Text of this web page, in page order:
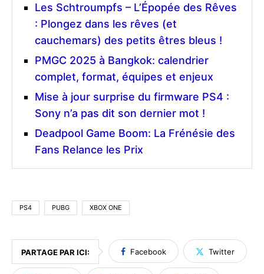
Les Schtroumpfs – L’Épopée des Rêves
: Plongez dans les rêves (et
cauchemars) des petits êtres bleus !
PMGC 2025 à Bangkok: calendrier
complet, format, équipes et enjeux
Mise à jour surprise du firmware PS4 :
Sony n’a pas dit son dernier mot !
Deadpool Game Boom: La Frénésie des
Fans Relance les Prix
PS4 PUBG XBOX ONE
PARTAGE PAR ICI: Facebook Twitter